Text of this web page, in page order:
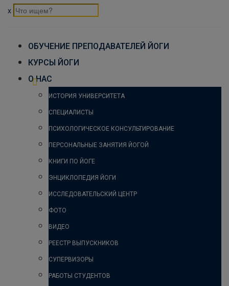
x
ОБУЧЕНИЕ ПРЕПОДАВАТЕЛЕЙ ЙОГИ
КУРСЫ ЙОГИ
О НАС
ИСТОРИЯ УНИВЕРСИТЕТА
СПЕЦИАЛИСТЫ
ПСИХОЛОГИЧЕСКОЕ КОНСУЛЬТИРОВАНИЕ
ПЕРСОНАЛЬНЫЕ ЗАНЯТИЯ ЙОГОЙ
КНИГИ ПО ЙОГЕ
ЭНЦИКЛОПЕДИЯ ЙОГИ
ИССЛЕДОВАТЕЛЬСКИЙ ЦЕНТР
ФОТО
ВИДЕО
РЕЕСТР ВЫПУСКНИКОВ
СУПЕРВИЗОРЫ
РАБОТЫ СТУДЕНТОВ